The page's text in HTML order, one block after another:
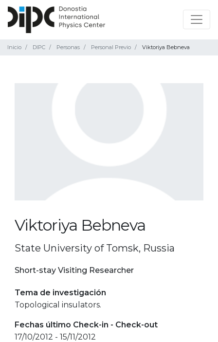
Inicio DIPC Personas Personal Previo Viktoriya Bebneva
Viktoriya Bebneva
State University of Tomsk, Russia
Short-stay Visiting Researcher
Tema de investigación
Topological insulators.
Fechas último Check-in - Check-out
17/10/2012 - 15/11/2012